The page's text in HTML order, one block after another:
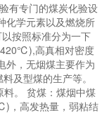
有专门的煤炭化验设
化学元素以及燃烧所
按照标准分为一下
420℃),高真相对密度
外，无烟煤主要作为
及型煤的生产等。
。 贫煤：煤烟中煤
，高发热量，弱粘结